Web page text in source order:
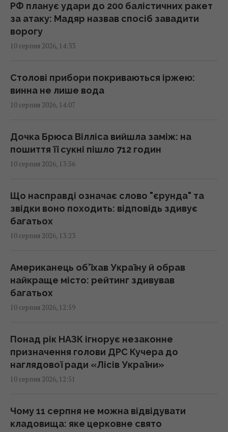
14:18 понеділок, 10 серпня 2026
Росія заблокувала Чорне море: Луценко
сказав, як повинна відповісти Україна
У Болгарії пролунав потужний вибух на
заводі боєприпасів: евакуйовано сотні
14:01 понеділок, 10 серпня 2026
Субсидію можуть забрати через одну
13:57 понеділок, 10 серпня 2026
Режим польоту виявився марним: як
насправді прискорити зарядку смартфона
Toyota не змогла конкурувати з
китайськими автогігантами: японці змінили
стратегію
Книгу повернули до бібліотеки через 150
років: сума штрафу виявилася
астрономічною
РФ хоче відновити механізовані штурми на
РФ планує удари до 200 балістичних ракет
за атаку: Мадяр назвав спосіб завадити
ворогу
10 серпня 2026, 14:33
Столові прибори покриваються іржею:
винна не лише вода
10 серпня 2026, 14:07
Дочка Брюса Вілліса вийшла заміж: на
пошиття її сукні пішло 712 годин
10 серпня 2026, 13:56
Що насправді означає слово "єрунда" та
звідки воно походить: відповідь здивує
багатьох
10 серпня 2026, 13:23
Американець об’їхав Україну й обрав
найкраще місто: рейтинг здивував
багатьох
10 серпня 2026, 12:59
Понад рік НАЗК ігнорує незаконне
призначення голови ДРС Кучера до
наглядової ради «Лісів України»
10 серпня 2026, 12:51
Чому 11 серпня не можна відвідувати
кладовища: яке церковне свято